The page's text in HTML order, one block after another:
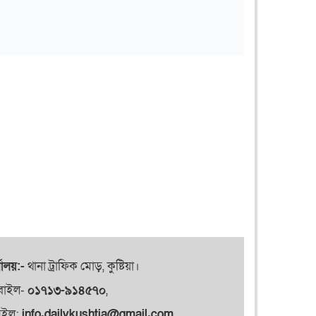
থানা ট্রাফিক মোড়, কুষ্টিয়া।
০১৭১৩-৯১৪৫৭০,